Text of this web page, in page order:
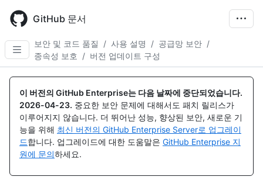
main
content
GitHub 문서
보안 및 코드 품질 / 사용 설명 / 공급망 보안 /
종속성 보호 / 버전 업데이트 구성
이 버전의 GitHub Enterprise는 다음 날짜에 중단되었습니다.
2026-04-23. 중요한 보안 문제에 대해서도 패치 릴리스가
이루어지지 않습니다. 더 뛰어난 성능, 향상된 보안, 새로운 기
능을 위해 최신 버전의 GitHub Enterprise Server로 업그레이
드합니다. 업그레이드에 대한 도움말은 GitHub Enterprise 지
원에 문의하세요.